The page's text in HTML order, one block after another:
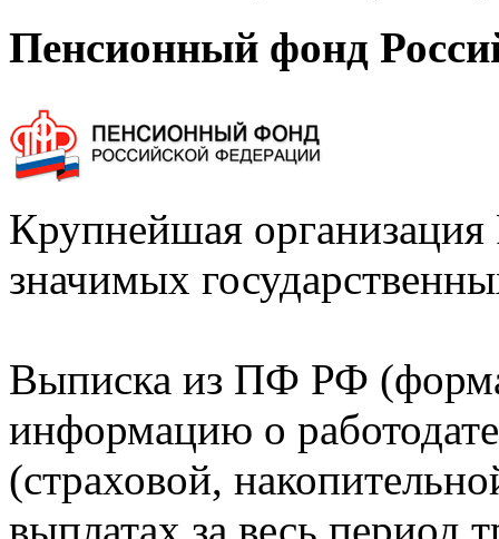
Пенсионный фонд
Крупнейшая
значимых
Выписка из ПФ РФ
информацию о
(страховой,
выплатах за весь период